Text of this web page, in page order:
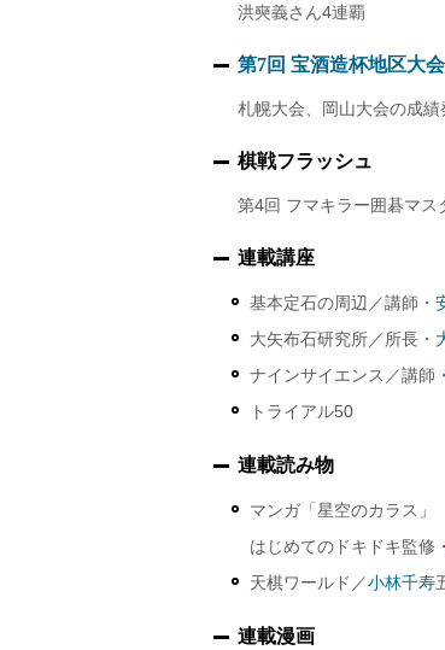
洪奭義さん4連覇
第7回 宝酒造杯地区大会
札幌大会、岡山大会の成績
棋戦フラッシュ
第4回 フマキラー囲碁マス
連載講座
基本定石の周辺／講師・
大矢布石研究所／所長・
ナインサイエンス／講師・
トライアル50
連載読み物
マンガ「星空のカラス」
はじめてのドキドキ監修・
天棋ワールド／小林千寿
連載漫画